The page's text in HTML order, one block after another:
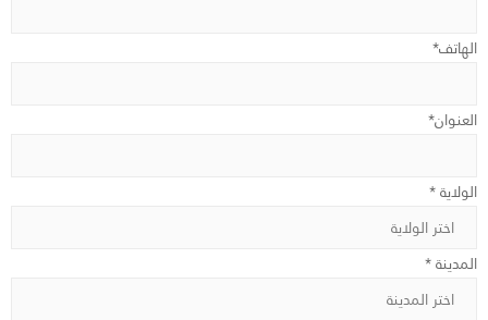
الهاتف*
العنوان*
الولاية *
المدينة *